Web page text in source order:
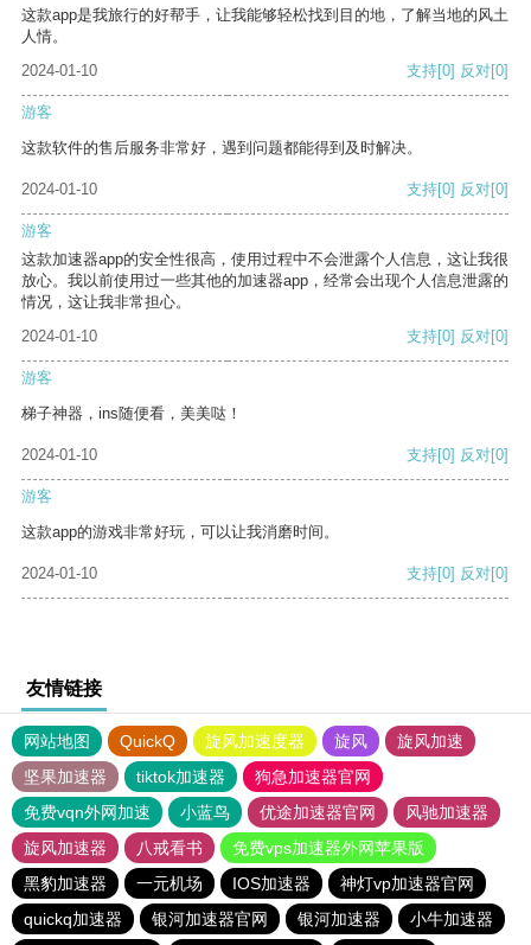
这款app是我旅行的好帮手，让我能够轻松找到目的地，了解当地的风土
人情。
2024-01-10
支持[0] 反对[0]
游客
这款软件的售后服务非常好，遇到问题都能得到及时解决。
2024-01-10 支持[0] 反对[0]
游客
这款加速器app的安全性很高，使用过程中不会泄露个人信息，这让我很
放心。我以前使用过一些其他的加速器app，经常会出现个人信息泄露的
情况，这让我非常担心。
2024-01-10
支持[0] 反对[0]
游客
梯子神器，ins随便看，美美哒！
2024-01-10 支持[0] 反对[0]
游客
这款app的游戏非常好玩，可以让我消磨时间。
2024-01-10 支持[0] 反对[0]
友情链接
网站地图 QuickQ 旋风加速度器 旋风
旋风加速
坚果加速器
tiktok加速器
狗急加速器官网
免费vqn外网加速
小蓝鸟 优途加速器官网
风驰加速器
旋风加速器
八戒看书
免费vps加速器外网苹果版
黑豹加速器
一元机场 IOS加速器
神灯vp加速器官网
quickq加速器
银河加速器官网 银河加速器 小牛加速器